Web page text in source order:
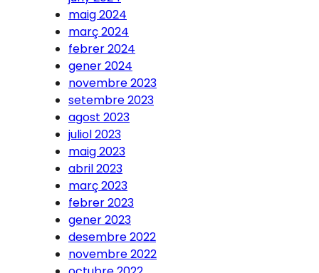
maig 2024
març 2024
febrer 2024
gener 2024
novembre 2023
setembre 2023
agost 2023
juliol 2023
maig 2023
abril 2023
març 2023
febrer 2023
gener 2023
desembre 2022
novembre 2022